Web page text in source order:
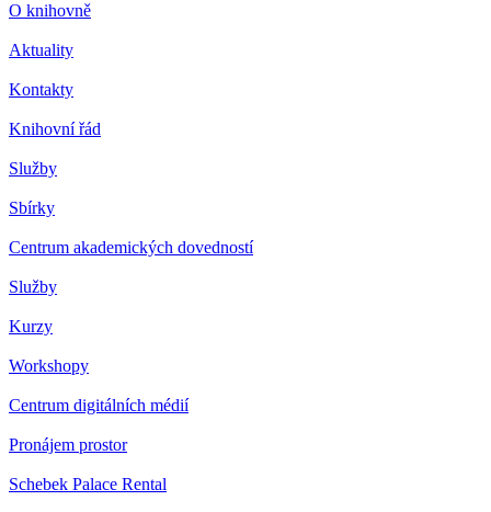
O knihovně
Aktuality
Kontakty
Knihovní řád
Služby
Sbírky
Centrum akademických dovedností
Služby
Kurzy
Workshopy
Centrum digitálních médií
Pronájem prostor
Schebek Palace Rental